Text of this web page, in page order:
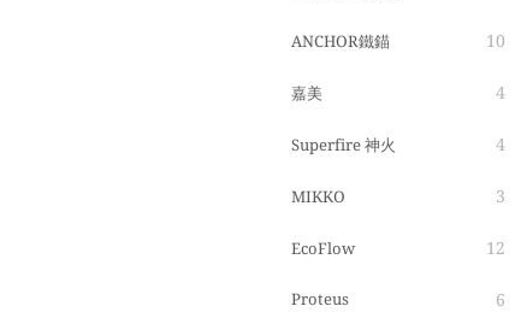
ANCHOR鐵錨 10
嘉美 4
Superfire 神火 4
MIKKO 3
EcoFlow 12
Proteus
6